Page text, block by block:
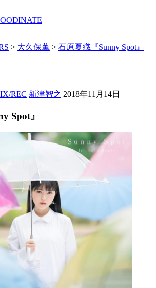
> 大久保薫 > 石原夏織『Sunny Spot』
REC 新津智之 2018年11月14日
Spot』